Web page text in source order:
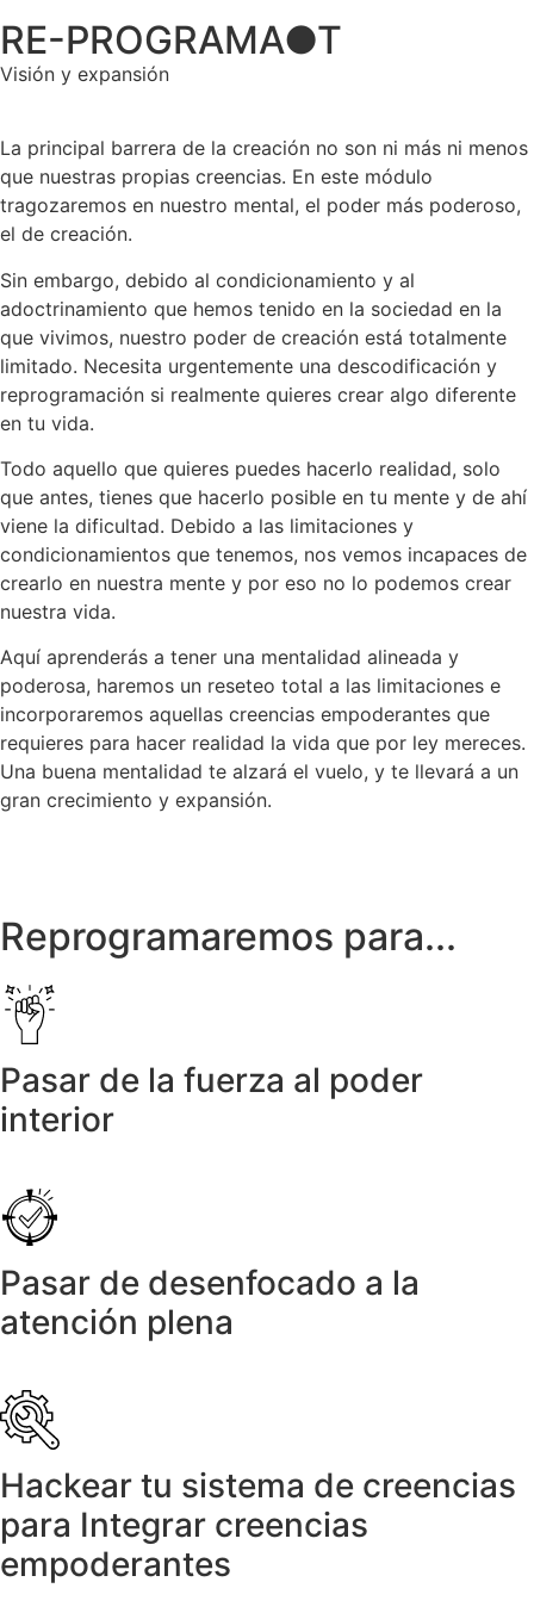
RE-PROGRAMA●T
Visión y expansión
La principal barrera de la creación no son ni más ni menos
que nuestras propias creencias. En este módulo
tragozaremos en nuestro mental, el poder más poderoso,
el de creación.
Sin embargo, debido al condicionamiento y al
adoctrinamiento que hemos tenido en la sociedad en la
que vivimos, nuestro poder de creación está totalmente
limitado. Necesita urgentemente una descodificación y
reprogramación si realmente quieres crear algo diferente
en tu vida.
Todo aquello que quieres puedes hacerlo realidad, solo
que antes, tienes que hacerlo posible en tu mente y de ahí
viene la dificultad. Debido a las limitaciones y
condicionamientos que tenemos, nos vemos incapaces de
crearlo en nuestra mente y por eso no lo podemos crear
nuestra vida.
Aquí aprenderás a tener una mentalidad alineada y
poderosa, haremos un reseteo total a las limitaciones e
incorporaremos aquellas creencias empoderantes que
requieres para hacer realidad la vida que por ley mereces.
Una buena mentalidad te alzará el vuelo, y te llevará a un
gran crecimiento y expansión.
Reprogramaremos para...
Pasar de la fuerza al poder
interior
Pasar de desenfocado a la
atención plena
Hackear tu sistema de creencias
para Integrar creencias
empoderantes